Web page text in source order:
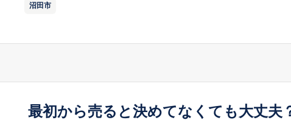
沼田市
最初から売ると決めてなくても大丈夫